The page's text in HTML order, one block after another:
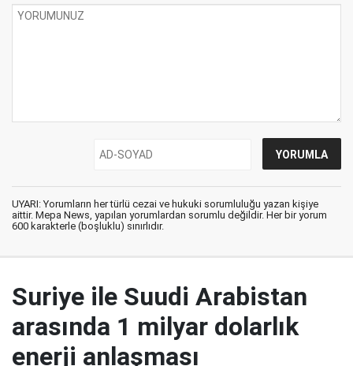
UYARI: Yorumların her türlü cezai ve hukuki sorumluluğu yazan kişiye
aittir. Mepa News, yapılan yorumlardan sorumlu değildir. Her bir yorum
600 karakterle (boşluklu) sınırlıdır.
Suriye ile Suudi Arabistan
arasında 1 milyar dolarlık
enerji anlaşması